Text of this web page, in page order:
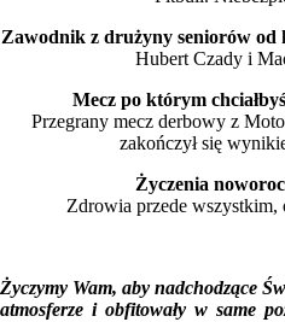
Zawodnik z drużyny seniorów od
Hubert Czady i
Mecz po którym
Przegrany mecz derbowy z
zakończył się
Życzenia
Zdrowia przede wszystkim,
Życzymy Wam, aby nadchodzące
atmosferze i obfitowały w same